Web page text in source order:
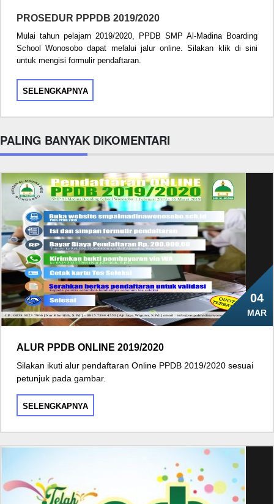
PROSEDUR PPPDB 2019/2020
Mulai tahun pelajarn 2019/2020, PPDB SMP Al-Madina Boarding
School Wonosobo dapat melalui jalur online. Silakan klik di sini
untuk mengisi formulir pendaftaran.
SELENGKAPNYA
PALING BANYAK DIKOMENTARI
04
MAR
ALUR PPDB ONLINE 2019/2020
Silakan ikuti alur pendaftaran Online PPDB 2019/2020 sesuai
petunjuk pada gambar.
SELENGKAPNYA